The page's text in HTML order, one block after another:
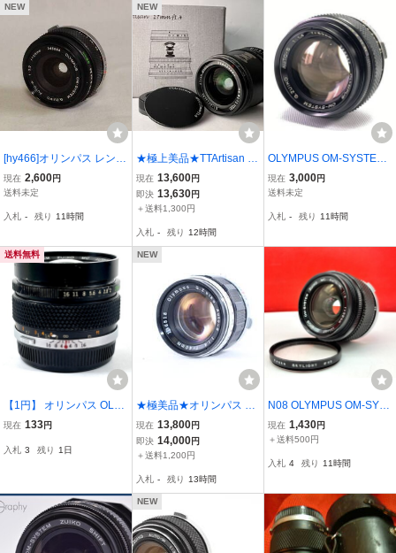
NEW
[hy466]オリンパス レンズ
ZUIKO AUTO-W 28mm f3.
5 OLYMPUS OM LENS
現在 2,600円
送料未定
入札 - 残り 11時間
NEW
★極上美品★TTArtisan 17
mm f/1.4 CASPH マイク
ロフォーサーズ レンズ 銘
匠光学 単焦点 ★動作確認
現在 13,600円
即決 13,630円
＋送料1,300円
入札 - 残り 12時間
OLYMPUS OM-SYSTEM
G.ZUIKO AUTO-S 50mm
F1.4 オリンパス 単焦点
現在 3,000円
送料未定
入札 - 残り 11時間
送料無料
【1円】 オリンパス OLY
MPUS ZUIKO MC AUTO-
レンズ（マニュアルフォ
現在 133円
入札 3 残り 1日
NEW
★極美品★オリンパス OL
YMPUS G.Zuiko Auto-S 4
0mm F1.4 ★動作OK★#D
840
現在 13,800円
即決 14,000円
＋送料1,200円
入札 - 残り 13時間
N08 OLYMPUS OM-SYS
TEM ZUIKO MC AUTO-W
F2 28mm カメラ レンズ
現在 1,430円
＋送料500円
入札 4 残り 11時間
NEW